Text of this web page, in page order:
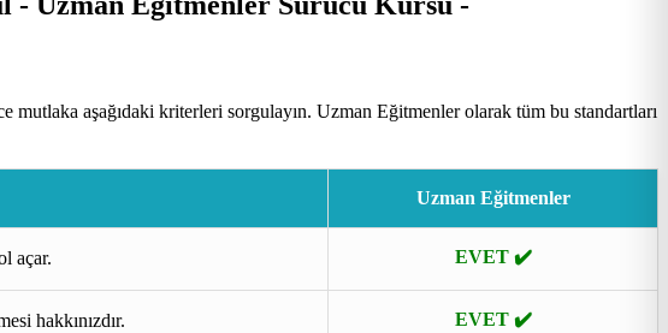
mutlaka aşağıdaki kriterleri sorgulayın. Uzman Eğitmenler olarak tüm bu standartları
Uzman Eğitmenler
açar. EVET ✔️
hakkınızdır. EVET ✔️